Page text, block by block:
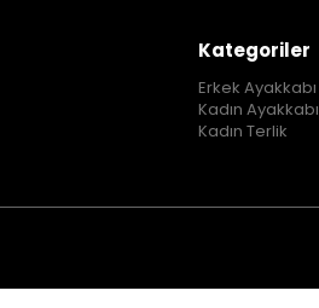
Kategoriler
Erkek Ayakkabı
Kadın Ayakkabı
Kadın Terlik